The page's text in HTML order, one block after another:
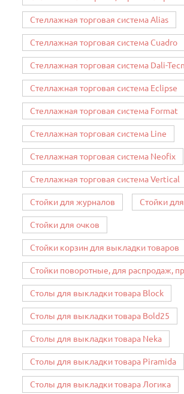
Стеллажная торговая система Alias
Стеллажная торговая система Cuadro
Стеллажная торговая система Dali-
Стеллажная торговая система Eclipse
Стеллажная торговая система Format
Стеллажная торговая система Line
Стеллажная торговая система Neofix
Стеллажная торговая система Vertical
Стойки для журналов Стойки
Стойки для очков
Стойки корзин для выкладки товаров
Стойки поворотные, для распродаж,
Столы для выкладки товара Block
Столы для выкладки товара Bold25
Столы для выкладки товара Neka
Столы для выкладки товара Piramida
Столы для выкладки товара Логика